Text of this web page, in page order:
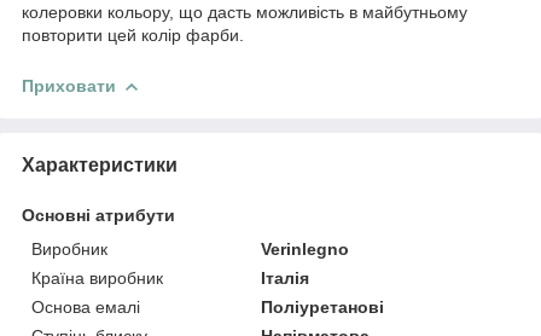
колеровки кольору, що дасть можливість в майбутньому
повторити цей колір фарби.
Приховати
Характеристики
Основні атрибути
Виробник
Verinlegno
Країна виробник
Італія
Основа емалі
Поліуретанові